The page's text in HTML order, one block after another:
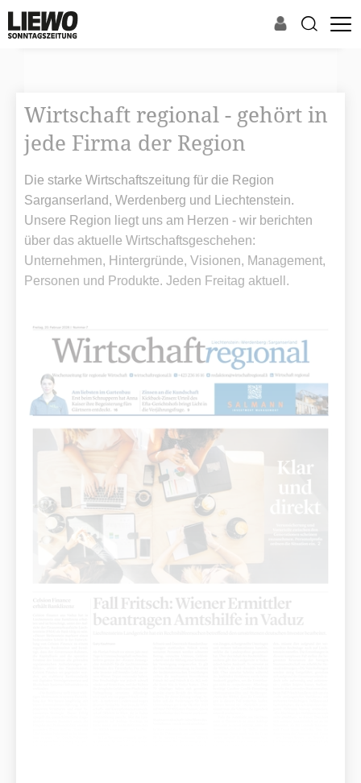
Wirtschaft regional - gehört in
jede Firma der Region
Die starke Wirtschaftszeitung für die Region
Sarganserland, Werdenberg und Liechtenstein.
Unsere Region liegt uns am Herzen - wir berichten
über das aktuelle Wirtschaftsgeschehen:
Unternehmen, Hintergründe, Visionen, Management,
Personen und Produkte. Jeden Freitag aktuell.